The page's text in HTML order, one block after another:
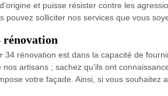
et puisse résister contre les
solliciter nos services que vous
rénovation
rénovation est dans la capacité de
artisans ; sachez qu’ils ont
votre façade. Ainsi, si vous souhaitez